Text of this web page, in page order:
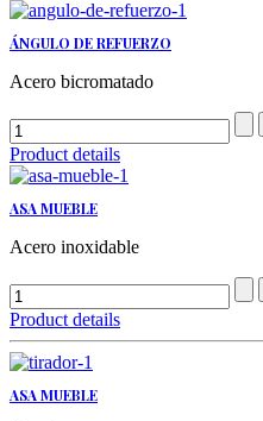
ÁNGULO DE REFUERZO
Acero bicromatado
Product details
ASA MUEBLE
Acero inoxidable
Product details
ASA MUEBLE